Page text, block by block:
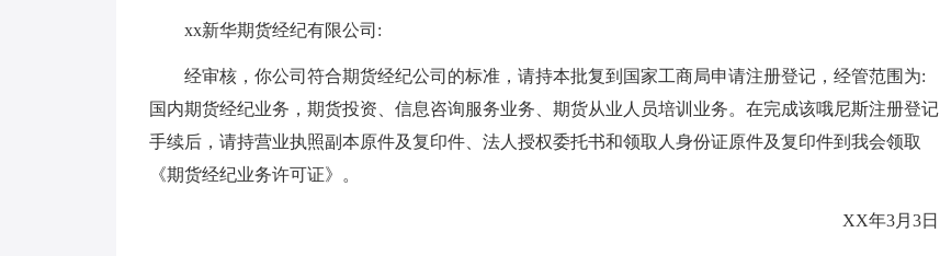
xx新华期货经纪有限公司:
经审核，你公司符合期货经纪公司的标准，请持本批复到国家工商局申请注册登记，经管范围为:
国内期货经纪业务，期货投资、信息咨询服务业务、期货从业人员培训业务。在完成该哦尼斯注册登记
手续后，请持营业执照副本原件及复印件、法人授权委托书和领取人身份证原件及复印件到我会领取
《期货经纪业务许可证》。
XX年3月3日